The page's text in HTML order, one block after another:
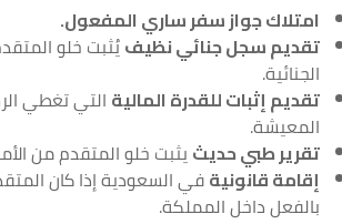
امتلاك جواز سفر ساري المفعول.
تقديم سجل جنائي نظيفيُثبت خلو
الجنائية.
تقديم إثبات للقدرة المالية التي تغطي
المعيشة.
تقرير طبي حديثيثبت خلو المتقدم من
إقامة قانونيةفي السعودية إذا كان
بالفعل داخل المملكة.